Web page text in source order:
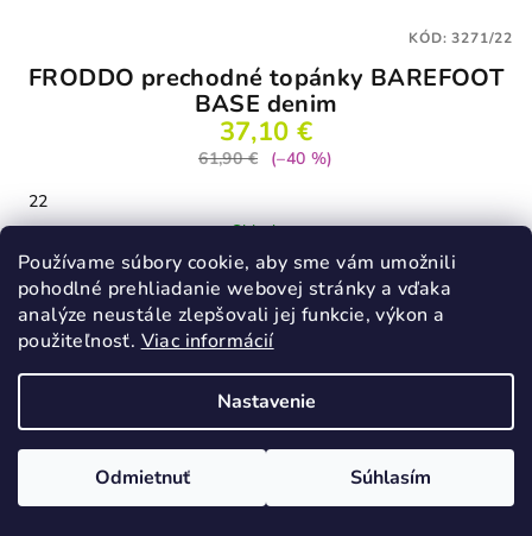
Používame súbory cookie, aby sme vám umožnili
pohodlné prehliadanie webovej stránky a vďaka
analýze neustále zlepšovali jej funkcie, výkon a
použiteľnosť. Viac informácií
Nastavenie
Odmietnuť Súhlasím
FRODDO prechodné topánky BAREFOOT
BASE denim
37,10 €
61,90 €
(–40 %)
22
Skladom
Detail
KÓD:3271/22